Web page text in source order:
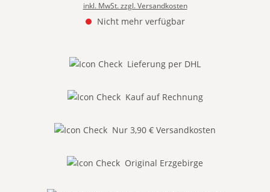
inkl. MwSt. zzgl. Versandkosten
Nicht mehr verfügbar
Lieferung per DHL
Kauf auf Rechnung
Nur 3,90 € Versandkosten
Original Erzgebirge